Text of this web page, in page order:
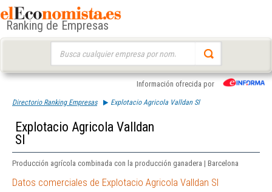
Ranking de Empresas
Información ofrecida por
Directorio Ranking Empresas Explotacio Agricola Valldan Sl
Explotacio Agricola Valldan
Sl
Producción agrícola combinada con la producción ganadera | Barcelona
Datos comerciales de Explotacio Agricola Valldan Sl